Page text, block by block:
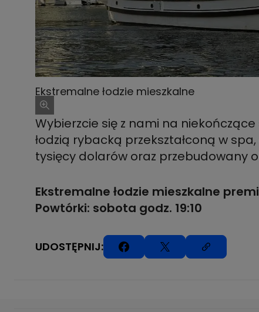
Ekstremalne łodzie mieszkalne
Wybierzcie się z nami na
łodzią rybacką przekształconą w
tysięcy dolarów oraz przebudowany
Ekstremalne łodzie mieszkalne
Powtórki: sobota godz. 19:10
UDOSTĘPNIJ: